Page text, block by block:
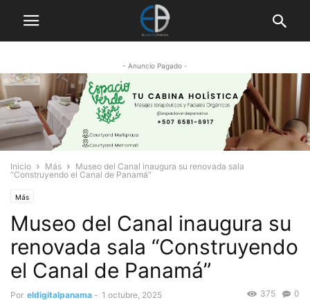
- Anuncio Pagado -
Inicio Más
Museo del Canal inaugura su renovada sala
“Construyendo el Canal de Panamá”
Más
Museo del Canal inaugura su
renovada sala “Construyendo
el Canal de Panamá”
Por eldigitalpanama - 1 octubre, 2025 0
375